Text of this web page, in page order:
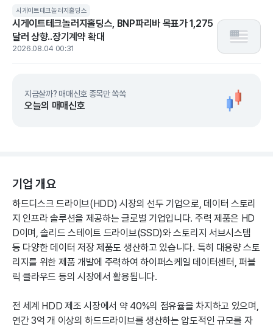
시게이트테크놀러지홀딩스
시게이트테크놀러지홀딩스, BNP파리바 목표가 1,275
달러 상향..장기계약 확대
2026.08.04 00:31
지금살까? 매매신호 종목만 쏙쏙
오늘의 매매신호
기업 개요
하드디스크 드라이브(HDD) 시장의 선두 기업으로, 데이터 스토리
지 인프라 솔루션을 제공하는 글로벌 기업입니다. 주력 제품은 HD
D이며, 솔리드 스테이트 드라이브(SSD)와 스토리지 서브시스템
등 다양한 데이터 저장 제품도 생산하고 있습니다. 특히 대용량 스토
리지를 위한 제품 개발에 주력하여 하이퍼스케일 데이터센터, 퍼블
릭 클라우드 등의 시장에서 활용됩니다.
전 세계 HDD 제조 시장에서 약 40%의 점유율을 차지하고 있으며,
연간 3억 개 이상의 하드드라이브를 생산하는 압도적인 규모를 자